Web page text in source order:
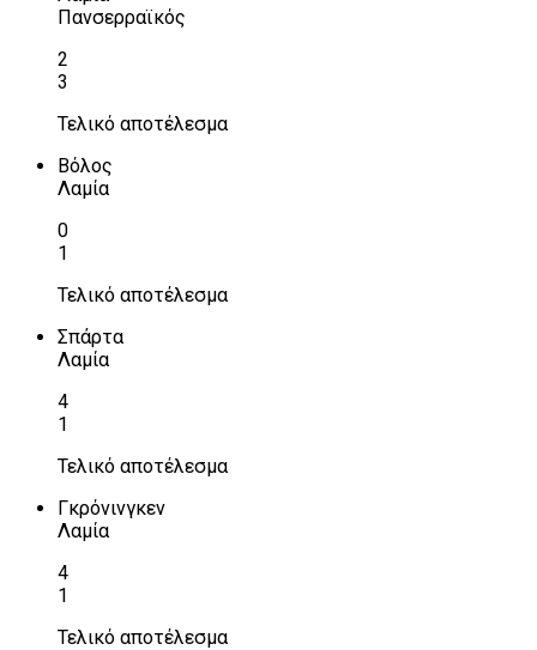
Πανσερραϊκός
2
3
Τελικό αποτέλεσμα
Βόλος
Λαμία
0
1
Τελικό αποτέλεσμα
Σπάρτα
Λαμία
4
1
Τελικό αποτέλεσμα
Γκρόνινγκεν
Λαμία
4
1
Τελικό αποτέλεσμα